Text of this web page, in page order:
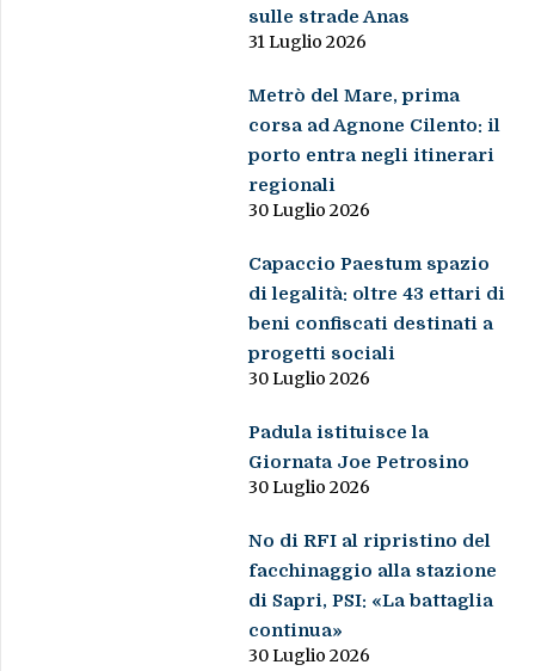
sulle strade Anas
31 Luglio 2026
Metrò del Mare, prima
corsa ad Agnone Cilento: il
porto entra negli itinerari
regionali
30 Luglio 2026
Capaccio Paestum spazio
di legalità: oltre 43 ettari di
beni confiscati destinati a
progetti sociali
30 Luglio 2026
Padula istituisce la
Giornata Joe Petrosino
30 Luglio 2026
No di RFI al ripristino del
facchinaggio alla stazione
di Sapri, PSI: «La battaglia
continua»
30 Luglio 2026